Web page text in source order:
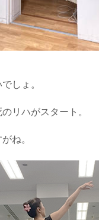
しょ。
リハがスタート。
ね。